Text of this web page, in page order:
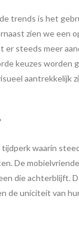
trends is het
zien we een
steeds meer
keuzes worden
aantrekkelijk
waarin
De
die achterblijft.
de uniciteit van